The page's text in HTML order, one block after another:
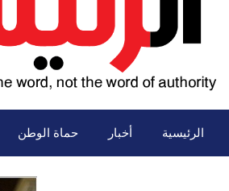
الرئيسية أخبار حماة الوطن